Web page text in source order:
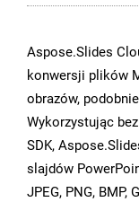
Aspose.Slides
konwersji plików
obrazów,
Wykorzystując
SDK,
slajdów
JPEG, PNG, BMP,